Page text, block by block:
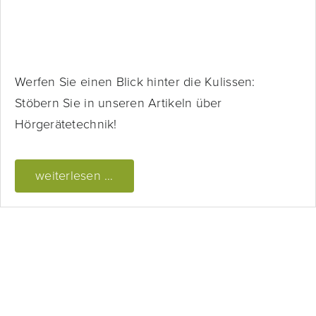
Werfen Sie einen Blick hinter die Kulissen:
Stöbern Sie in unseren Artikeln über
Hörgerätetechnik!
weiterlesen …